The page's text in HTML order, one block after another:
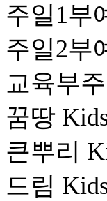
주일1부
주일2부
교육부
꿈땅
큰뿌리
드림